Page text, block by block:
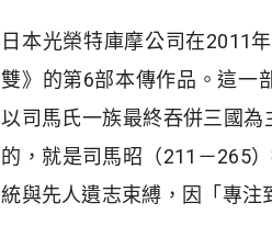
日本光榮特庫摩公司在2011年
雙》的第6部本傳作品。這一
以司馬氏一族最終吞併三國
的，就是司馬昭（211－265
統與先人遺志束縛，因「專注